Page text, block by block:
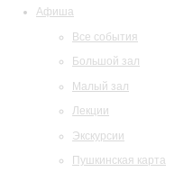
Афиша
Все события
Большой зал
Малый зал
Лекции
Экскурсии
Пушкинская карта